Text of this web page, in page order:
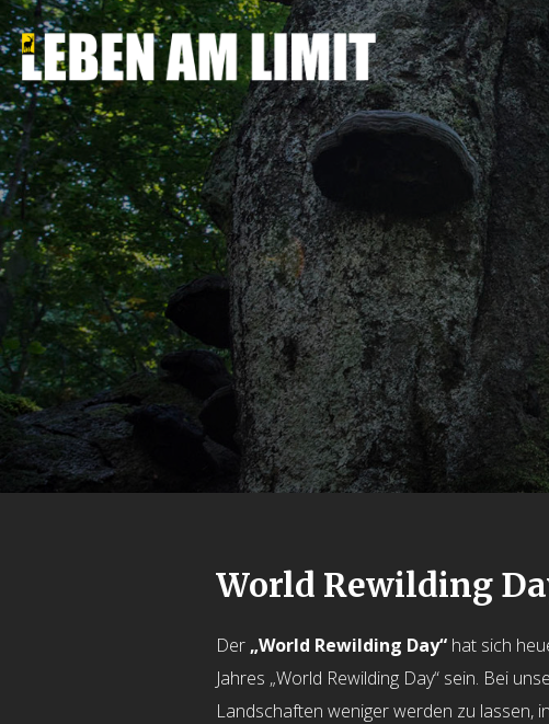
World Rewilding
Der „World Rewilding Day“ hat sich
Jahres „World Rewilding Day“ sein. Bei
Landschaften weniger werden zu lassen,